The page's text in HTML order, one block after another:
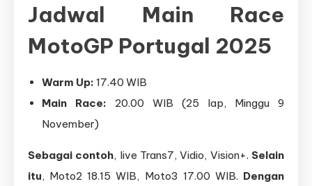
Jadwal Main Race
MotoGP Portugal 2025
Warm Up: 17.40 WIB
Main Race: 20.00 WIB (25 lap, Minggu 9
November)
Sebagai contoh, live Trans7, Vidio, Vision+. Selain
itu, Moto2 18.15 WIB, Moto3 17.00 WIB. Dengan